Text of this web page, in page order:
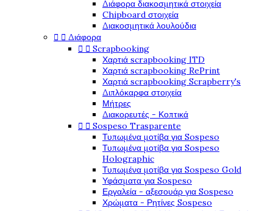
Διάφορα διακοσμητικά στοιχεία
Chipboard στοιχεία
Διακοσμητικά λουλούδια
  Διάφορα
  Scrapbooking
Χαρτιά scrapbooking ITD
Χαρτιά scrapbooking RePrint
Χαρτιά scrapbooking Scrapberry's
Διπλόκαρφα στοιχεία
Μήτρες
Διακορευτές - Κοπτικά
  Sospeso Trasparente
Τυπωμένα μοτίβα για Sospeso
Τυπωμένα μοτίβα για Sospeso
Holographic
Τυπωμένα μοτίβα για Sospeso Gold
Υφάσματα για Sospeso
Εργαλεία - αξεσουάρ για Sospeso
Χρώματα - Ρητίνες Sospeso